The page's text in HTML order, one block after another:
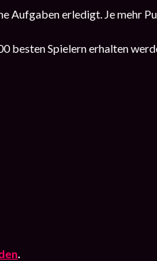
Aufgaben erledigt. Je mehr
besten Spielern erhalten